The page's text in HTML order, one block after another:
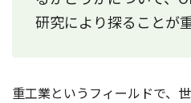
研究により探ることが
重工業というフィールドで、